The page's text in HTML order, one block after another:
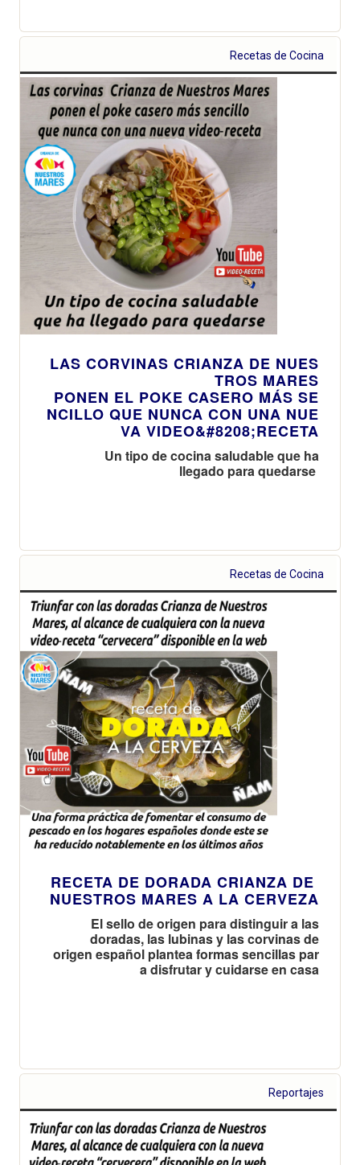
Recetas de Cocina
LAS CORVINAS CRIANZA DE NUES
TROS MARES
PONEN EL POKE CASERO MÁS SE
NCILLO QUE NUNCA CON UNA NUE
VA VIDEO&#8208;RECETA
Un tipo de cocina saludable que ha
llegado para quedarse
Recetas de Cocina
RECETA DE DORADA CRIANZA DE
NUESTROS MARES A LA CERVEZA
El sello de origen para distinguir a las
doradas, las lubinas y las corvinas de
origen español plantea formas sencillas par
a disfrutar y cuidarse en casa
Reportajes